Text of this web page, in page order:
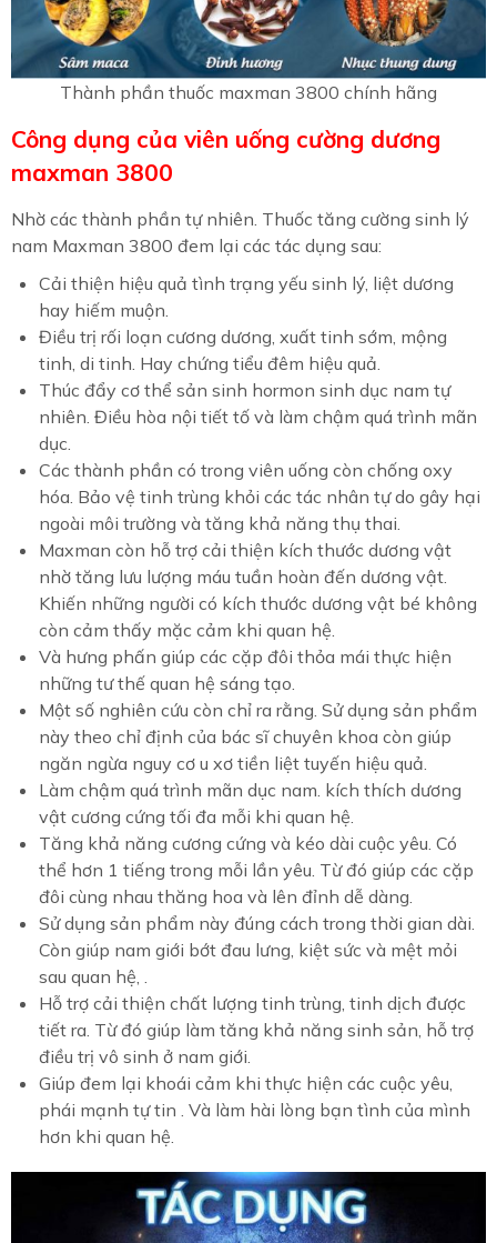
Thành phần thuốc maxman 3800 chính hãng
Công dụng của viên uống cường dương
maxman 3800
Nhờ các thành phần tự nhiên. Thuốc tăng cường sinh lý
nam Maxman 3800 đem lại các tác dụng sau:
Cải thiện hiệu quả tình trạng yếu sinh lý, liệt dương
hay hiếm muộn.
Điều trị rối loạn cương dương, xuất tinh sớm, mộng
tinh, di tinh. Hay chứng tiểu đêm hiệu quả.
Thúc đẩy cơ thể sản sinh hormon sinh dục nam tự
nhiên. Điều hòa nội tiết tố và làm chậm quá trình mãn
dục.
Các thành phần có trong viên uống còn chống oxy
hóa. Bảo vệ tinh trùng khỏi các tác nhân tự do gây hại
ngoài môi trường và tăng khả năng thụ thai.
Maxman còn hỗ trợ cải thiện kích thước dương vật
nhờ tăng lưu lượng máu tuần hoàn đến dương vật.
Khiến những người có kích thước dương vật bé không
còn cảm thấy mặc cảm khi quan hệ.
Và hưng phấn giúp các cặp đôi thỏa mái thực hiện
những tư thế quan hệ sáng tạo.
Một số nghiên cứu còn chỉ ra rằng. Sử dụng sản phẩm
này theo chỉ định của bác sĩ chuyên khoa còn giúp
ngăn ngừa nguy cơ u xơ tiền liệt tuyến hiệu quả.
Làm chậm quá trình mãn dục nam. kích thích dương
vật cương cứng tối đa mỗi khi quan hệ.
Tăng khả năng cương cứng và kéo dài cuộc yêu. Có
thể hơn 1 tiếng trong mỗi lần yêu. Từ đó giúp các cặp
đôi cùng nhau thăng hoa và lên đỉnh dễ dàng.
Sử dụng sản phẩm này đúng cách trong thời gian dài.
Còn giúp nam giới bớt đau lưng, kiệt sức và mệt mỏi
sau quan hệ, .
Hỗ trợ cải thiện chất lượng tinh trùng, tinh dịch được
tiết ra. Từ đó giúp làm tăng khả năng sinh sản, hỗ trợ
điều trị vô sinh ở nam giới.
Giúp đem lại khoái cảm khi thực hiện các cuộc yêu,
phái mạnh tự tin . Và làm hài lòng bạn tình của mình
hơn khi quan hệ.